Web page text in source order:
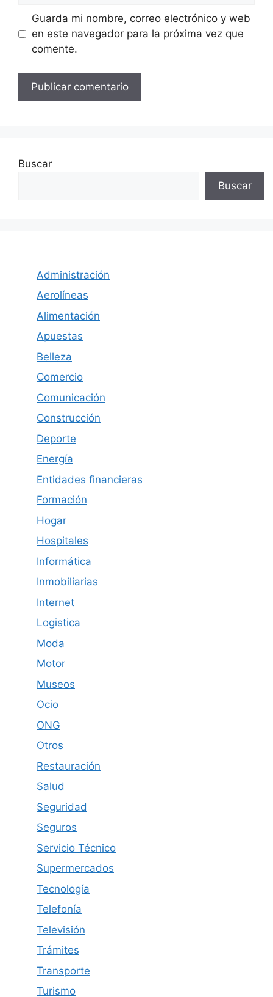
Guarda mi nombre, correo electrónico y web
en este navegador para la próxima vez que
comente.
Buscar
Buscar
Administración
Aerolíneas
Alimentación
Apuestas
Belleza
Comercio
Comunicación
Construcción
Deporte
Energía
Entidades financieras
Formación
Hogar
Hospitales
Informática
Inmobiliarias
Internet
Logistica
Moda
Motor
Museos
Ocio
ONG
Otros
Restauración
Salud
Seguridad
Seguros
Servicio Técnico
Supermercados
Tecnología
Telefonía
Televisión
Trámites
Transporte
Turismo